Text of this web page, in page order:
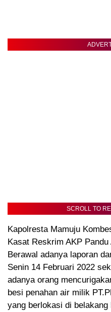
SCROLL TO
Kapolresta Mamuju
Kasat Reskrim AKP
Berawal adanya laporan
Senin 14 Februari 2022
adanya orang
besi penahan air milik
yang berlokasi di